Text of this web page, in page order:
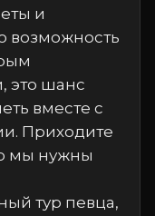
и
возможность
это шанс
вместе с
Приходите
мы нужны
тур певца,